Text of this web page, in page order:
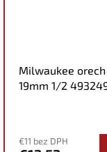
Milwaukee
19mm 1/2
€11 bez DPH